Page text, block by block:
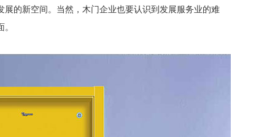
的新空间。当然，木门企业也要认识到发展服务业的难